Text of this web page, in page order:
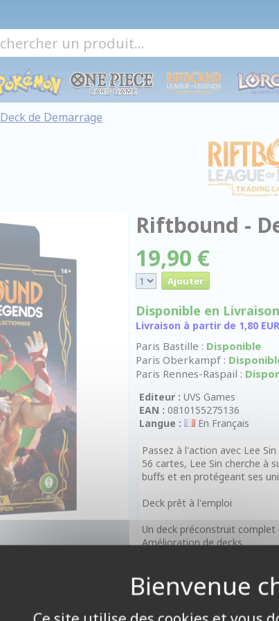
Deck de Demarrage
Riftbound -
19,90 €
Disponible en Livraison
Livraison à partir de 1,80
Paris Bastille : Disponible
Paris Oberkampf :
Paris Rennes-Raspail :
Editeur : UVS Games
EAN : 0810155275136
Langue :
En Français
Passez à l'action avec Lee
56 cartes, Lee Sin cherche à
buffs et en protégeant ses
Deck prêt à l'emploi
Un deck préconstruit complet
Amélioration de decks
Comprend 3 cartes rares
débutants comme pour les
Accessoires